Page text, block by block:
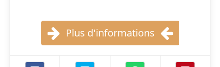
Plus d'informations